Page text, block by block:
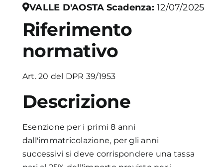
Comunicati Stampa
Academy
VALLE D'AOSTA Scadenza:12/07/2025
Riferimento
normativo
Art. 20 del DPR 39/1953
Descrizione
Esenzione per i primi 8 anni
dall'immatricolazione, per gli anni
successivi si deve corrispondere una tassa